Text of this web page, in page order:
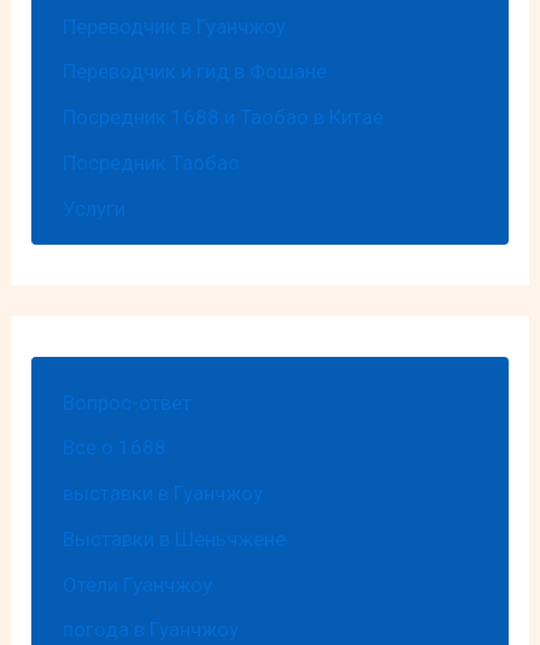
Переводчик в Гуанчжоу
Переводчик и гид в Фошане
Посредник 1688 и Таобао в Китае
Посредник Таобао
Услуги
Вопрос-ответ
Все о 1688
выставки в Гуанчжоу
Выставки в Шеньчжене
Отели Гуанчжоу
погода в Гуанчжоу